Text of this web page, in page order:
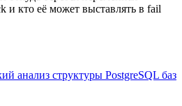
и кто её может выставлять в fail
анализ структуры PostgreSQL баз